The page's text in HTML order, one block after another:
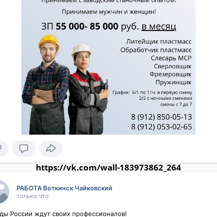
https://vk.com/wall-183973862_264
РАБОТА Воткинск Чайковский
только что
России ждут своих профессионалов!